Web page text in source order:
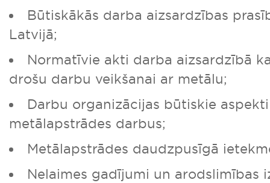
Būtiskākās darba aizsardzības
Latvijā;
Normatīvie akti darba aizsardzībā
drošu darbu veikšanai ar metālu;
Darbu organizācijas būtiskie
metālapstrādes darbus;
Metālapstrādes daudzpusīgā
Nelaimes gadījumi un arodslimības